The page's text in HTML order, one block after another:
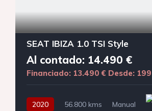
SEAT IBIZA 1.0 TSI Style
Al contado: 14.490 €
Financiado: 13.490 € Desde:
2020 56.800 kms Manual